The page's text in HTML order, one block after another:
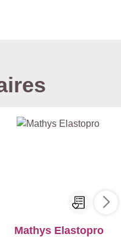
Mathys Elastopro